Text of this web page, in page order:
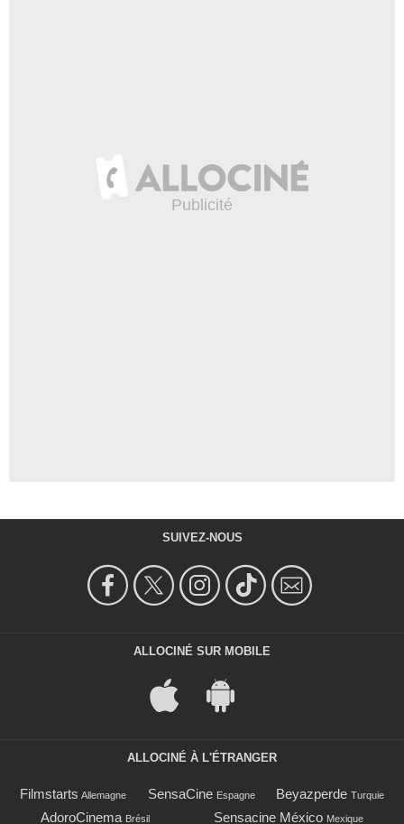
SUIVEZ-NOUS
ALLOCINÉ SUR MOBILE
ALLOCINÉ À L'ÉTRANGER
Filmstarts Allemagne SensaCine Espagne Beyazperde Turquie
AdoroCinema Brésil Sensacine México Mexique